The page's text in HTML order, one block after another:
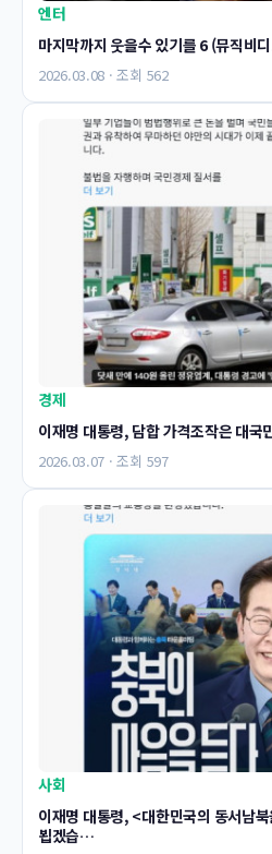
엔터
마지막까지 웃을수 있기를 6 (뮤직비
2026.03.08 · 조회 562
경제
이재명 대통령, 담합 가격조작은 대국
2026.03.07 · 조회 597
사회
이재명 대통령, <대한민국의 동서남
뵙겠습…